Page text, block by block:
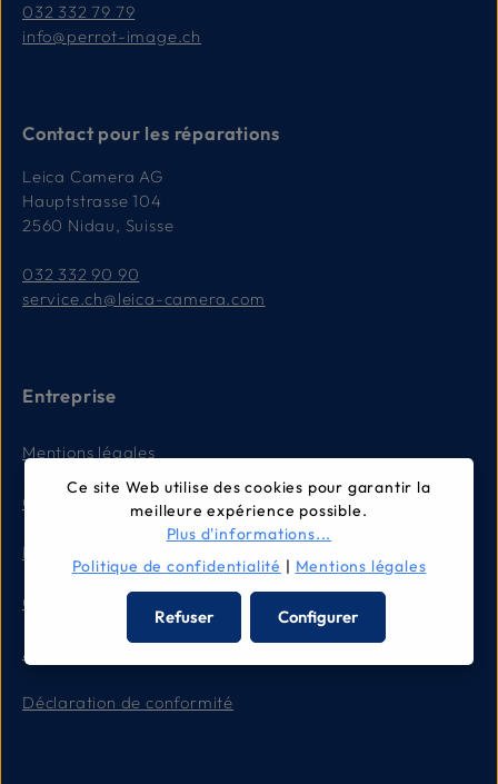
032 332 79 79
info@perrot-image.ch
Contact pour les réparations
Leica Camera AG
Hauptstrasse 104
2560 Nidau, Suisse
032 332 90 90
service.ch@leica-camera.com
Entreprise
Mentions légales
Conditions générales
Politique de confidentialité
Contact
À propos de nous
Déclaration de conformité
Ce site Web utilise des cookies pour garantir la
meilleure expérience possible.
Plus d'informations...
Politique de confidentialité | Mentions légales
Refuser Configurer